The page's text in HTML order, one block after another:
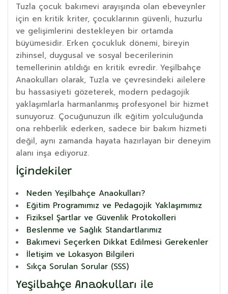
Tuzla çocuk bakımevi arayışında olan ebeveynler
için en kritik kriter, çocuklarının güvenli, huzurlu
ve gelişimlerini destekleyen bir ortamda
büyümesidir. Erken çocukluk dönemi, bireyin
zihinsel, duygusal ve sosyal becerilerinin
temellerinin atıldığı en kritik evredir. Yeşilbahçe
Anaokulları olarak, Tuzla ve çevresindeki ailelere
bu hassasiyeti gözeterek, modern pedagojik
yaklaşımlarla harmanlanmış profesyonel bir hizmet
sunuyoruz. Çocuğunuzun ilk eğitim yolculuğunda
ona rehberlik ederken, sadece bir bakım hizmeti
değil, aynı zamanda hayata hazırlayan bir deneyim
alanı inşa ediyoruz.
İçindekiler
Neden Yeşilbahçe Anaokulları?
Eğitim Programımız ve Pedagojik Yaklaşımımız
Fiziksel Şartlar ve Güvenlik Protokolleri
Beslenme ve Sağlık Standartlarımız
Bakımevi Seçerken Dikkat Edilmesi Gerekenler
İletişim ve Lokasyon Bilgileri
Sıkça Sorulan Sorular (SSS)
Yeşilbahçe Anaokulları ile